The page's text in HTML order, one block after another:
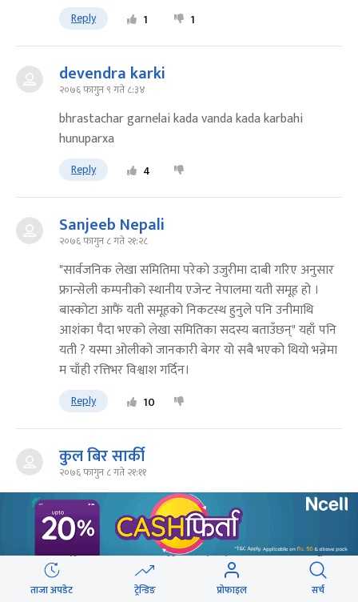
Reply 1 1
devendra karki
२०७६ फागुन ९ गते ८:३४
bhrastachar garnelai kada vanda kada karbahi
hunuparxa
Reply 4
Sanjeeb Nepali
२०७६ फागुन ८ गते २१:२८
"सार्वजनिक लेखा समितिमा परेको उजुरीमा दाबी गरिए अनुसार
फ्रान्सेली कम्पनीको स्थानीय एजेन्ट नेपालमा यती समूह हो ।
बास्कोटा आफैं यती समूहको निकटस्थ हुनुले पनि उनीमाथि
आशंका पैदा भएको लेखा समितिका सदस्य बताउँछन्" यहाँ पनि
यती ? यस्मा ओलीको जानकारी बेगर यो सबै भएको थियो भन्नेमा
म चाँही रत्तिभर विश्वाश गर्दिन।
Reply 10
कुल बिर सार्की
२०७६ फागुन ८ गते २१:११
यो घटना नेपाल प्रहरी ले हैन नेपाल क पत्रकार ले सार्बजानिक
गरेका हुन् । हाम्रो प्रहरी प्रसासन के हेरेर बसेको छ ? जहिलेपनि
नेपाल मा यस्ता ठुला काण्ड पत्रकार ले सार्बजानिक गरे पछि मात्र
बाहिर आउञ्छ्न । अब अक्तियार ले भन्ने छ सुक्ष्म आध्ययन गर्दै छ ,
अनि केहि महिना पछि ढिस मिस हुन्छ । प्रधानमन्त्रि ले नभनी यो
ताजा अपडेट ट्रेन्डिङ प्रोफाइल सर्च